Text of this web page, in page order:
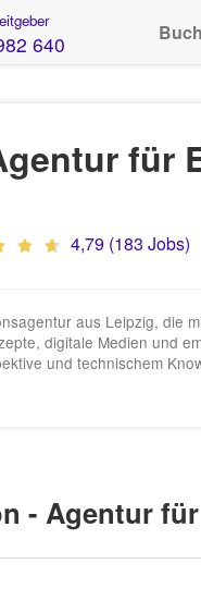
640
für
4,79 (183 Jobs)
aus Leipzig, die
digitale Medien und
und technischem
- Agentur